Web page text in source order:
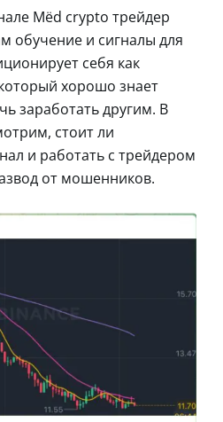
Mёd crypto трейдер
обучение и сигналы для
себя как
хорошо знает
заработать другим. В
стоит ли
и работать с трейдером
от мошенников.